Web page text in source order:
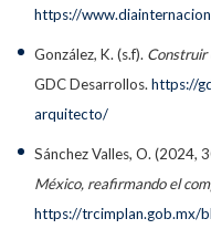
https://
González, K. (s.f). Construir
GDC Desarrollos.https://
arquitecto/
Sánchez Valles, O. (2024,
México, reafirmando el
https://trcimplan.gob.mx/